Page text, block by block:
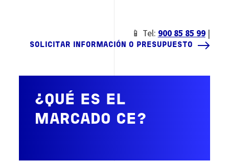
📱 Tel: 900 85 85 99|
SOLICITAR INFORMACIÓN O PRESUPUESTO
¿QUÉ ES EL
MARCADO CE?